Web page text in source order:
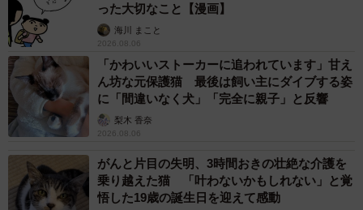
った大切なこと【漫画】
海川 まこと
2026.08.06
「かわいいストーカーに追われています」甘え
ん坊な元保護猫 最後は飼い主にダイブする姿
に「間違いなく犬」「完全に親子」と反響
梨木 香奈
2026.08.06
がんと片目の失明、3時間おきの壮絶な介護を
乗り越えた猫 「叶わないかもしれない」と覚
悟した19歳の誕生日を迎えて感動